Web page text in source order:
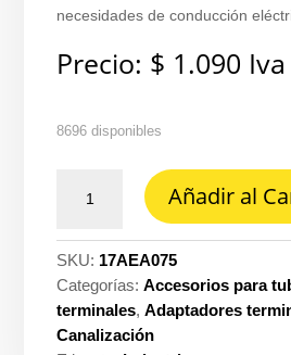
necesidades de conducción
Precio: $ 1.090
8696 disponibles
EMT
3/4''
Importadoada
cantidad
Añadir al
SKU: 17AEA075
Categorías:Accesorios para
terminales,Adaptadores
Canalización